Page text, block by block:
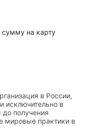
на карту
в России,
исключительно в
получения
мировые практики в